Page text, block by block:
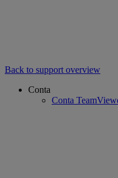
Back to support overview
Conta
Conta